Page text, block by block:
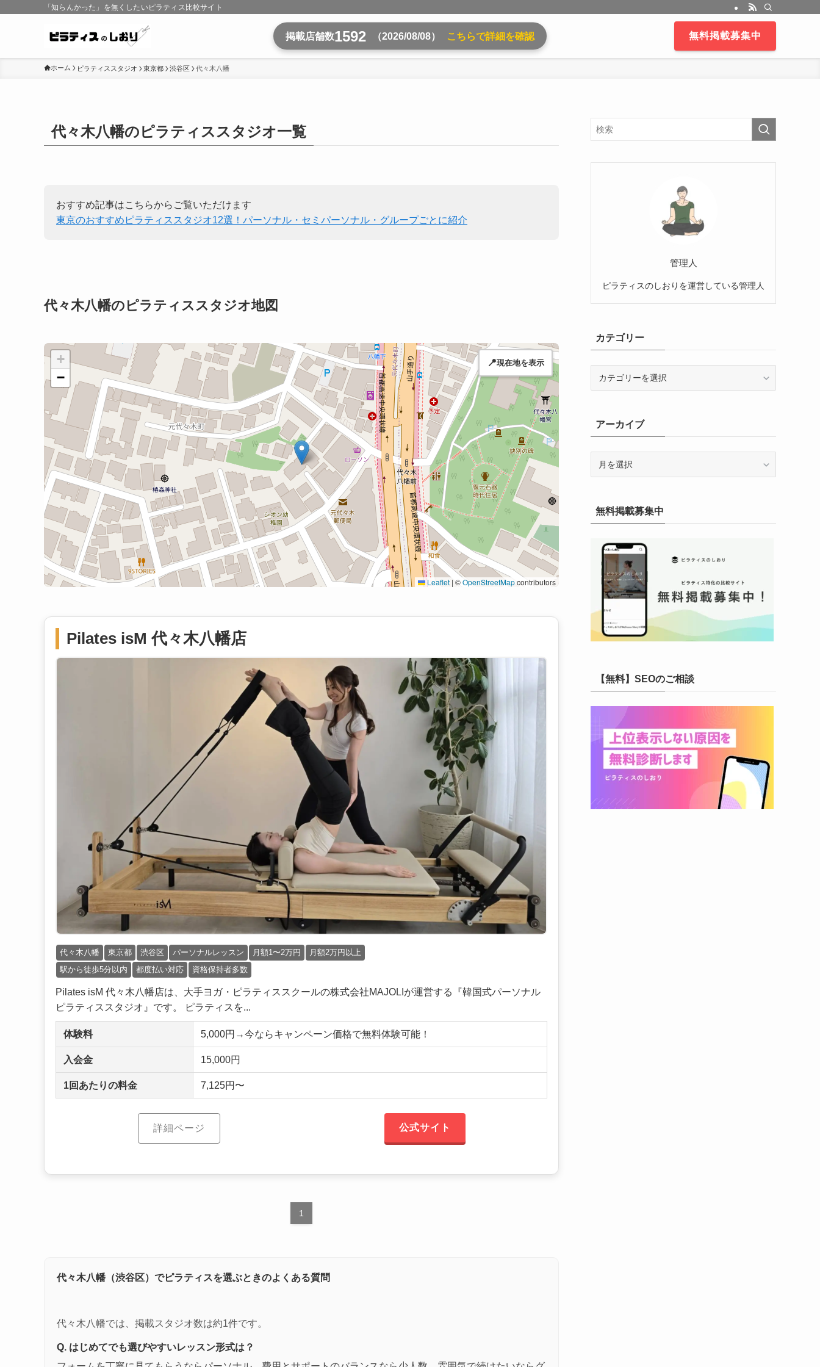
「知らんかった」を無くしたいピラティス比較サイト
無料掲載募集中
掲載店舗数1592 （2026/08/08） こちらで詳細を確認
ホーム ピラティススタジオ 東京都 渋谷区 代々木八幡
代々木八幡のピラティススタジオ一覧
おすすめ記事はこちらからご覧いただけます
東京のおすすめピラティススタジオ12選！パーソナル・セミパーソナル・グループごとに紹介
代々木八幡のピラティススタジオ地図
+
−
Leaflet | ©OpenStreetMapcontributors
📍現在地を表示
Pilates isM 代々木八幡店
代々木八幡 東京都 渋谷区 パーソナルレッスン 月額1〜2万円
月額2万円以上
駅から徒歩5分以内
都度払い対応 資格保持者多数
Pilates isM 代々木八幡店は、大手ヨガ・ピラティススクールの株式会社MAJOLIが運営する『韓国式パーソナル
ピラティススタジオ』です。 ピラティスを...
体験料 5,000円→今ならキャンペーン価格で無料体験可能！
入会金 15,000円
1回あたりの料金 7,125円〜
詳細ページ 公式サイト
1
代々木八幡（渋谷区）でピラティスを選ぶときのよくある質問
代々木八幡では、掲載スタジオ数は約1件です。
Q. はじめてでも選びやすいレッスン形式は？
管理人
ピラティスのしおりを運営している管理人
カテゴリー
ーアーカイブ
ブ無料掲載募集中
【無料】SEOのご相談